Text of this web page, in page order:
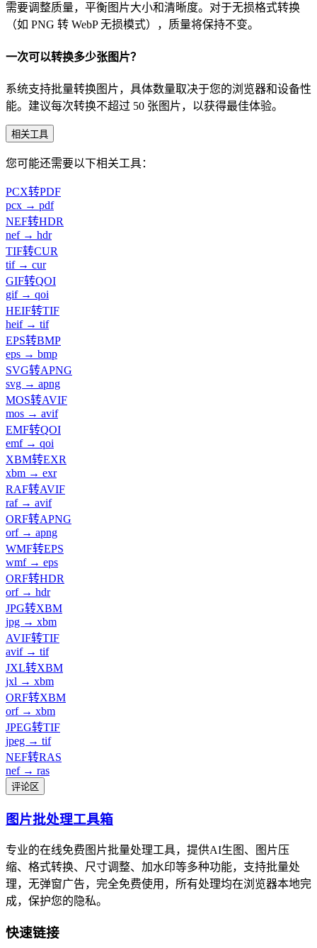
需要调整质量，平衡图片大小和清晰度。对于无损格式转换
（如 PNG 转 WebP 无损模式），质量将保持不变。
一次可以转换多少张图片？
系统支持批量转换图片，具体数量取决于您的浏览器和设备性
能。建议每次转换不超过 50 张图片，以获得最佳体验。
相关工具
您可能还需要以下相关工具：
PCX转PDF
pcx → pdf
NEF转HDR
nef → hdr
TIF转CUR
tif → cur
GIF转QOI
gif → qoi
HEIF转TIF
heif → tif
EPS转BMP
eps → bmp
SVG转APNG
svg → apng
MOS转AVIF
mos → avif
EMF转QOI
emf → qoi
XBM转EXR
xbm → exr
RAF转AVIF
raf → avif
ORF转APNG
orf → apng
WMF转EPS
wmf → eps
ORF转HDR
orf → hdr
JPG转XBM
jpg → xbm
AVIF转TIF
avif → tif
JXL转XBM
jxl → xbm
ORF转XBM
orf → xbm
JPEG转TIF
jpeg → tif
NEF转RAS
nef → ras
评论区
图片批处理工具箱
专业的在线免费图片批量处理工具，提供AI生图、图片压
缩、格式转换、尺寸调整、加水印等多种功能，支持批量处
理，无弹窗广告，完全免费使用，所有处理均在浏览器本地完
成，保护您的隐私。
快速链接